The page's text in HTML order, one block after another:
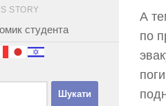
А
по
STORY
студента